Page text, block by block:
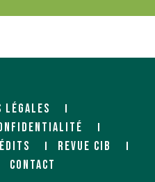
LÉGALES
REVUE CIB
CONTACT